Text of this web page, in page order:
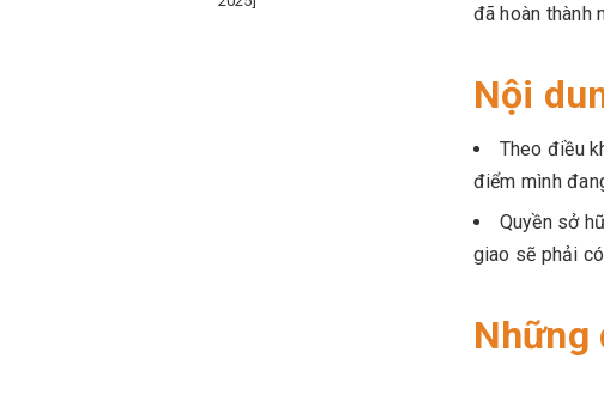
đã hoàn thành
Nội
Theo điều
điểm mình
Quyền sở
giao sẽ phải
Những